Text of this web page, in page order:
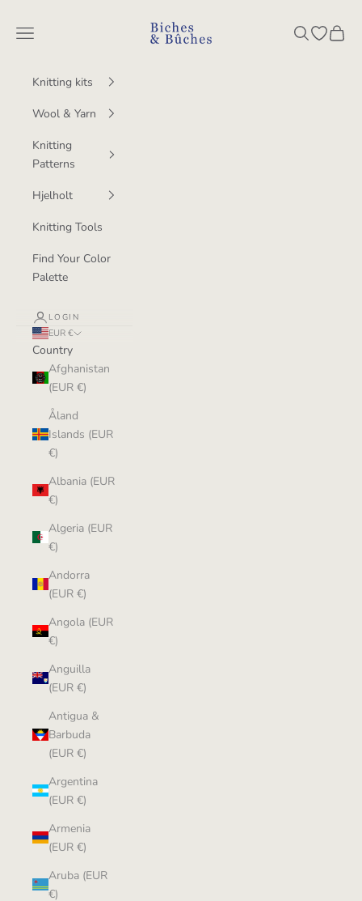
BichesetBuches
Navigation menu SearchOpen
Cart
Knitting kits
Wool & Yarn
Knitting
Patterns
Hjelholt
Knitting Tools
Find Your Color
Palette
LOGIN
EUR €
Country
Afghanistan
(EUR €)
Åland
Islands (EUR
€)
Albania (EUR
€)
Algeria (EUR
€)
Andorra
(EUR €)
Angola (EUR
€)
Anguilla
(EUR €)
Antigua &
Barbuda
(EUR €)
Argentina
(EUR €)
Armenia
(EUR €)
Aruba (EUR
€)